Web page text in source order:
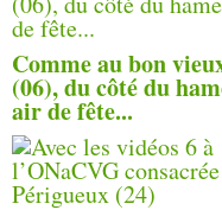
Comme au bon
(06), du côté du
air de fête...